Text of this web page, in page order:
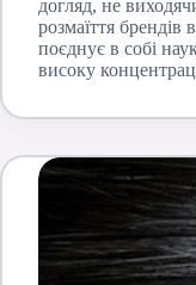
догляд, не
розмаїття
поєднує в собі
високу